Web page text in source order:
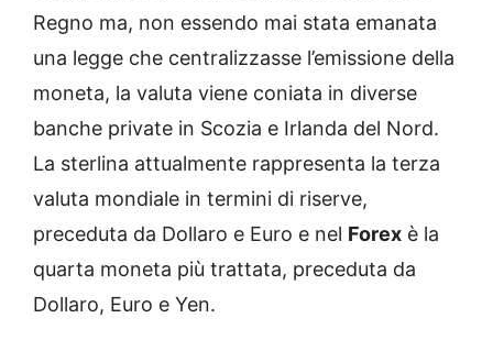
Regno ma, non essendo mai stata emanata
una legge che centralizzasse l’emissione della
moneta, la valuta viene coniata in diverse
banche private in Scozia e Irlanda del Nord.
La sterlina attualmente rappresenta la terza
valuta mondiale in termini di riserve,
preceduta da Dollaro e Euro e nel Forex è la
quarta moneta più trattata, preceduta da
Dollaro, Euro e Yen.